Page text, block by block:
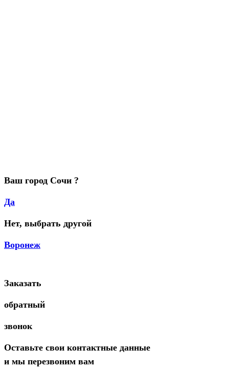
Ваш город Сочи ?
Да
Нет, выбрать другой
Воронеж
Заказать
обратный
звонок
Оставьте свои контактные данные
и мы перезвоним вам